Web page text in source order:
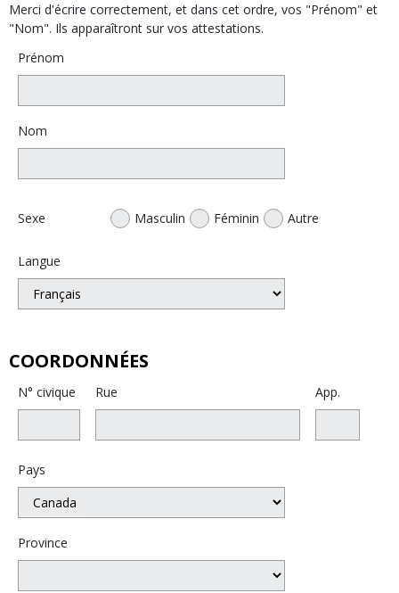
Merci d'écrire correctement, et dans cet ordre, vos "Prénom" et
"Nom". Ils apparaîtront sur vos attestations.
Prénom
Nom
Sexe Masculin Féminin Autre
Langue
COORDONNÉES
N° civique Rue App.
Pays
Province